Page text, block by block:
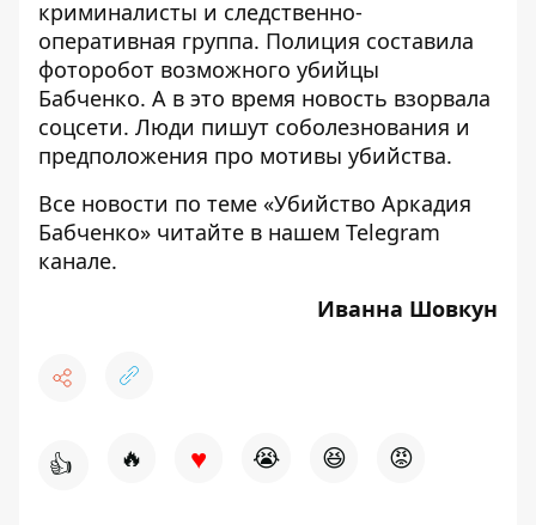
криминалисты и следственно-
оперативная группа. Полиция составила
фоторобот возможного убийцы
Бабченко. А в это время новость взорвала
соцсети. Люди пишут соболезнования и
предположения про мотивы убийства.
Все новости по теме «Убийство Аркадия
Бабченко» читайте в нашем Telegram
канале.
Иванна Шовкун
👍 🔥 ♥ 😭 😆 😡